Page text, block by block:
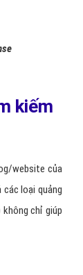
kiếm
website của
loại quảng
chỉ giúp